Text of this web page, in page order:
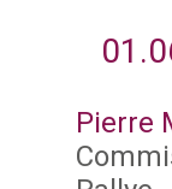
Pierre